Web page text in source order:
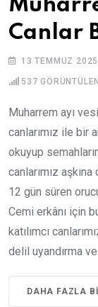
Canlar
13 TEMMUZ 2025
537
Muharrem ayı
canlarımız ile
okuyup
canlarımız
12 gün süren
Cemi erkânı için
katılımcı
delil uyandırma
DAHA FAZLA